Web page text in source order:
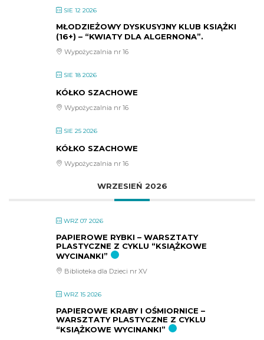
SIE 12 2026
MŁODZIEŻOWY DYSKUSYJNY KLUB KSIĄŻKI
(16+) – “KWIATY DLA ALGERNONA”.
Wypożyczalnia nr 16
SIE 18 2026
KÓŁKO SZACHOWE
Wypożyczalnia nr 16
SIE 25 2026
KÓŁKO SZACHOWE
Wypożyczalnia nr 16
WRZESIEŃ 2026
WRZ 07 2026
PAPIEROWE RYBKI – WARSZTATY
PLASTYCZNE Z CYKLU “KSIĄŻKOWE
WYCINANKI”
Biblioteka dla Dzieci nr XV
WRZ 15 2026
PAPIEROWE KRABY I OŚMIORNICE –
WARSZTATY PLASTYCZNE Z CYKLU
“KSIĄŻKOWE WYCINANKI”